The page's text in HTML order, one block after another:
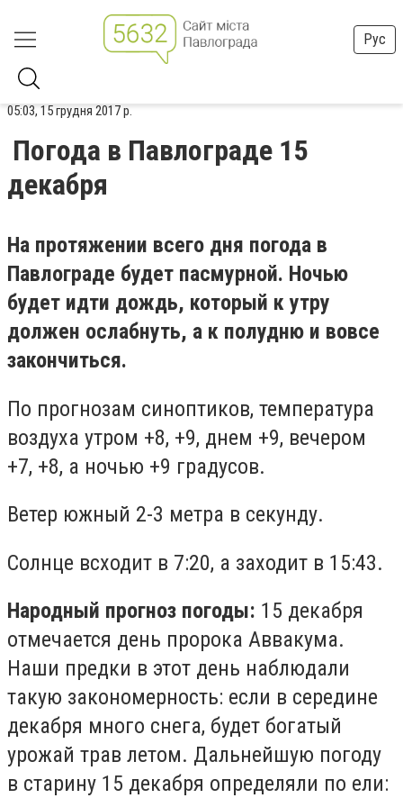
Рус
05:03, 15 грудня 2017 р.
Погода в Павлограде 15
декабря
На протяжении всего дня погода в
Павлограде будет пасмурной. Ночью
будет идти дождь, который к утру
должен ослабнуть, а к полудню и вовсе
закончиться.
По прогнозам синоптиков, температура
воздуха утром +8, +9, днем +9, вечером
+7, +8, а ночью +9 градусов.
Ветер южный 2-3 метра в секунду.
Солнце всходит в 7:20, а заходит в 15:43.
Народный прогноз погоды: 15 декабря
отмечается день пророка Аввакума.
Наши предки в этот день наблюдали
такую закономерность: если в середине
декабря много снега, будет богатый
урожай трав летом. Дальнейшую погоду
в старину 15 декабря определяли по ели: